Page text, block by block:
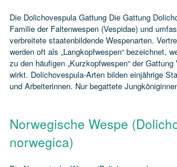
Die Dolichovespula Gattung Die Gattung
Familie der Faltenwespen (Vespidae) und
verbreitete staatenbildende Wespenarten.
werden oft als „Langkopfwespen“ bezeichnet,
zu den häufigen „Kurzkopfwespen“ der
wirkt. Dolichovespula‑Arten bilden einjährige
und Arbeiterinnen. Nur begattete
Norwegische Wespe
norwegica)